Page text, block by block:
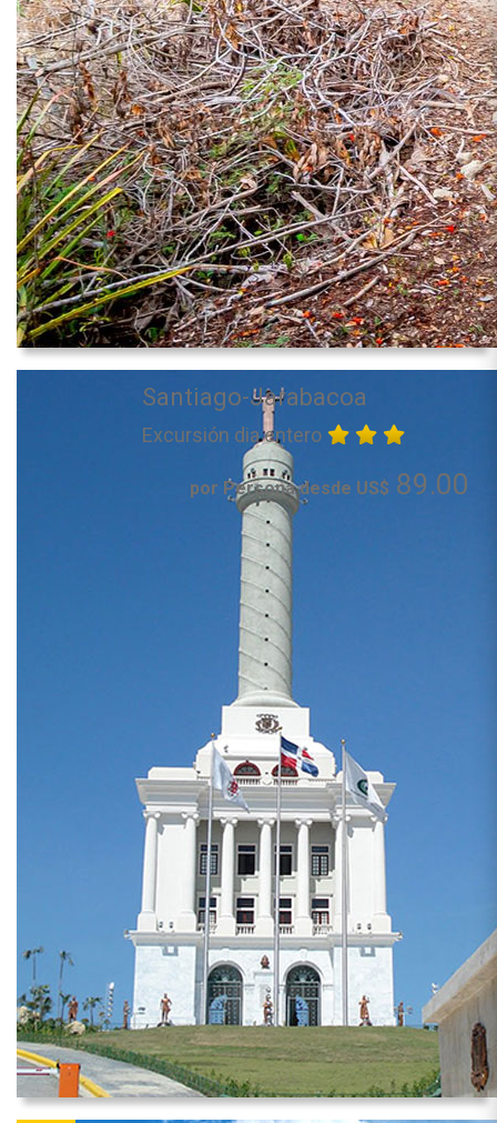
Santiago-Jarabacoa
Excursión dia entero
por Persona desde US$ 89.00